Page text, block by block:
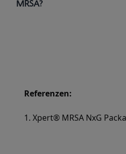
MRSA?
Referenzen:
1. Xpert® MRSA NxG